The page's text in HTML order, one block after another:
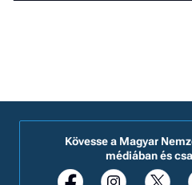
Kövesse a Magyar
médiában és